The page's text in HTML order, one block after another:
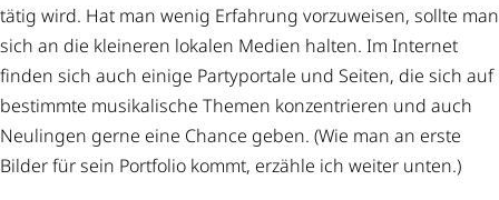
tätig wird. Hat man wenig Erfahrung vorzuweisen, sollte man
sich an die kleineren lokalen Medien halten. Im Internet
finden sich auch einige Partyportale und Seiten, die sich auf
bestimmte musikalische Themen konzentrieren und auch
Neulingen gerne eine Chance geben. (Wie man an erste
Bilder für sein Portfolio kommt, erzähle ich weiter unten.)